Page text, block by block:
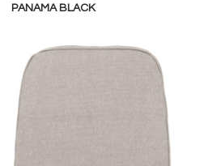
PANAMA BLACK